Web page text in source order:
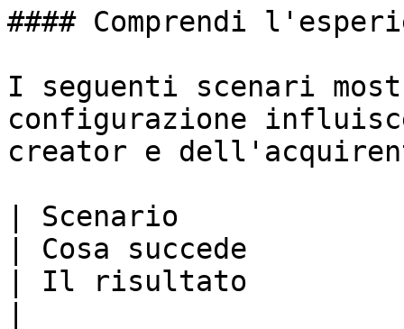
#### Comprendi
I seguenti scenari
configurazione
creator e
| Scenario
| Cosa succede
| Il risultato